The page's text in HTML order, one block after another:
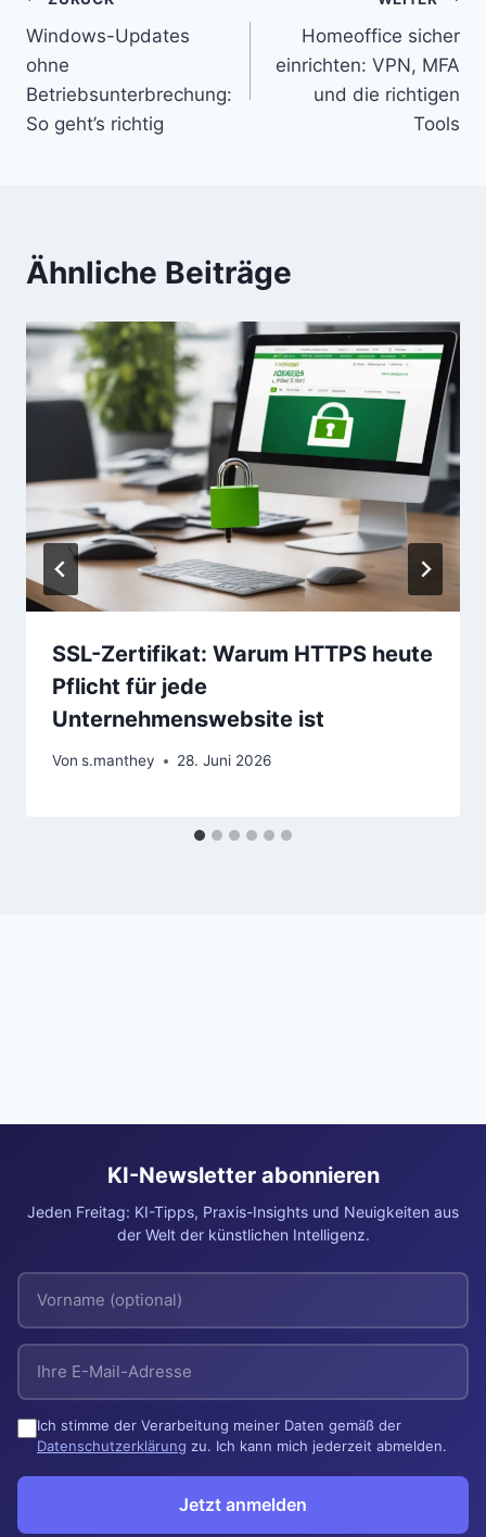
Windows-Updates
ohne
Betriebsunterbrechung:
So geht’s richtig
Homeoffice sicher
einrichten: VPN, MFA
und die richtigen
Tools
Ähnliche Beiträge
SSL-Zertifikat: Warum HTTPS heute
Pflicht für jede
Unternehmenswebsite ist
Von s.manthey 28. Juni 2026
KI-Newsletter abonnieren
Jeden Freitag: KI-Tipps, Praxis-Insights und Neuigkeiten aus
der Welt der künstlichen Intelligenz.
Ich stimme der Verarbeitung meiner Daten gemäß der
Datenschutzerklärung zu. Ich kann mich jederzeit abmelden.
Jetzt anmelden